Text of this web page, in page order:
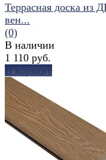
избранное сравнить
Террасная доска из
вен...
(0)
В наличии
1 110 руб.
В корзину